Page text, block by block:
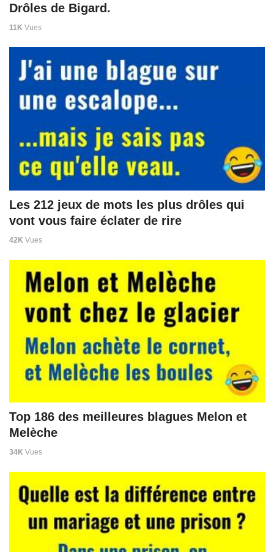
Drôles de Bigard.
11K Vues
Les 212 jeux de mots les plus drôles qui
vont vous faire éclater de rire
42K Vues
Top 186 des meilleures blagues Melon et
Melèche
34K Vues